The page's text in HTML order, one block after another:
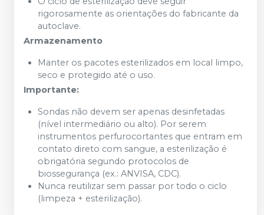
rigorosamente as orientações do fabricante da
autoclave.
Armazenamento
Manter os pacotes esterilizados em local limpo,
seco e protegido até o uso.
Importante:
Sondas não devem ser apenas desinfetadas
(nível intermediário ou alto). Por serem
instrumentos perfurocortantes que entram em
contato direto com sangue, a esterilização é
obrigatória segundo protocolos de
biossegurança (ex.: ANVISA, CDC).
Nunca reutilizar sem passar por todo o ciclo
(limpeza + esterilização).